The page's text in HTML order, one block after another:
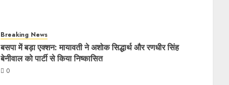
Breaking News
बसपा में बड़ा एक्शन: मायावती ने अशोक सिद्धार्थ और रणधीर सिंह
बेनीवाल को पार्टी से किया निष्कासित
0